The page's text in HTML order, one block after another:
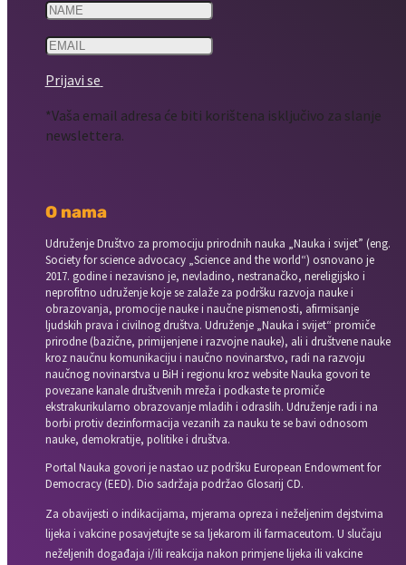
Prijavi se
*Vaša email adresa će biti korištena isključivo za slanje
newslettera.
O nama
Udruženje Društvo za promociju prirodnih nauka „Nauka i svijet” (eng.
Society for science advocacy „Science and the world“) osnovano je
2017. godine i nezavisno je, nevladino, nestranačko, nereligijsko i
neprofitno udruženje koje se zalaže za podršku razvoja nauke i
obrazovanja, promocije nauke i naučne pismenosti, afirmisanje
ljudskih prava i civilnog društva. Udruženje „Nauka i svijet“ promiče
prirodne (bazične, primijenjene i razvojne nauke), ali i društvene nauke
kroz naučnu komunikaciju i naučno novinarstvo, radi na razvoju
naučnog novinarstva u BiH i regionu kroz website Nauka govori te
povezane kanale društvenih mreža i podkaste te promiče
ekstrakurikularno obrazovanje mladih i odraslih. Udruženje radi i na
borbi protiv dezinformacija vezanih za nauku te se bavi odnosom
nauke, demokratije, politike i društva.
Portal Nauka govori je nastao uz podršku European Endowment for
Democracy (EED). Dio sadržaja podržao Glosarij CD.
Za obavijesti o indikacijama, mjerama opreza i neželjenim dejstvima
lijeka i vakcine posavjetujte se sa ljekarom ili farmaceutom. U slučaju
neželjenih događaja i/ili reakcija nakon primjene lijeka ili vakcine